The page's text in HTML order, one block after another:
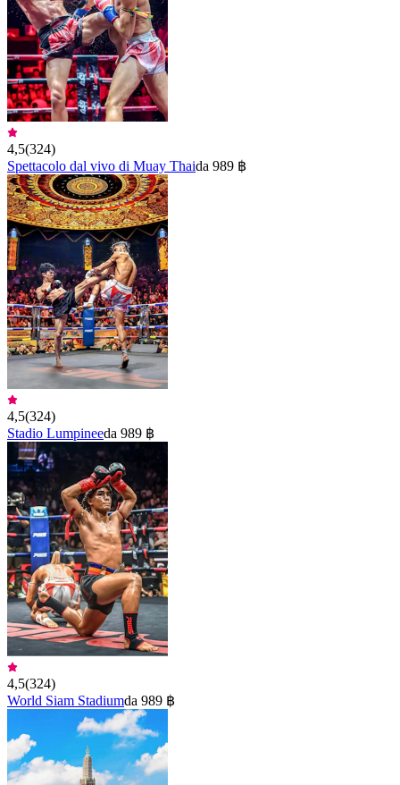
4,5(324)
Spettacolo dal vivo di Muay Thaida 989 ฿
4,5(324)
Stadio Lumpineeda 989 ฿
4,5(324)
World Siam Stadiumda 989 ฿